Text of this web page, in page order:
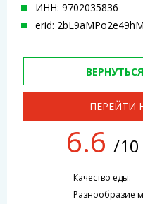
ИНН: 9702035836
erid:
ПЕРЕЙТИ
6.6 /10
Качество еды:
Разнообразие